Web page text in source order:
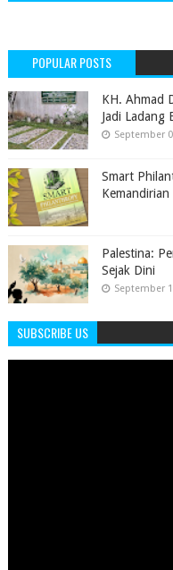
POPULAR POSTS
KH. Ahmad
Jadi Ladang
September
Smart
Palestina:
Sejak Dini
September
SUBSCRIBE US